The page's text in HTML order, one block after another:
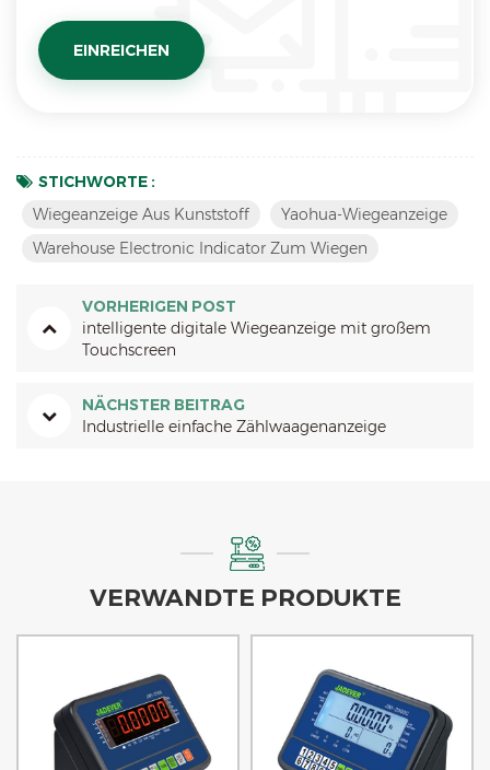
STICHWORTE :
Wiegeanzeige Aus Kunststoff
Yaohua-Wiegeanzeige
Warehouse Electronic Indicator Zum Wiegen
VORHERIGEN POST
intelligente digitale Wiegeanzeige mit großem
Touchscreen
NÄCHSTER BEITRAG
Industrielle einfache Zählwaagenanzeige
VERWANDTE PRODUKTE